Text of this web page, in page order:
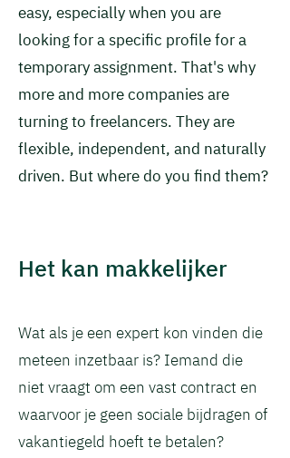
easy, especially when you are
looking for a specific profile for a
temporary assignment. That's why
more and more companies are
turning to freelancers. They are
flexible, independent, and naturally
driven. But where do you find them?
Het kan makkelijker
Wat als je een expert kon vinden die
meteen inzetbaar is? Iemand die
niet vraagt om een vast contract en
waarvoor je geen sociale bijdragen of
vakantiegeld hoeft te betalen?